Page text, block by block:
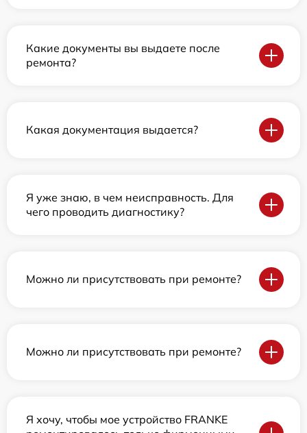
Какие документы вы выдаете после
ремонта?
Какая документация выдается?
Я уже знаю, в чем неисправность. Для
чего проводить диагностику?
Можно ли присутствовать при ремонте?
Можно ли присутствовать при ремонте?
Я хочу, чтобы мое устройство FRANKE